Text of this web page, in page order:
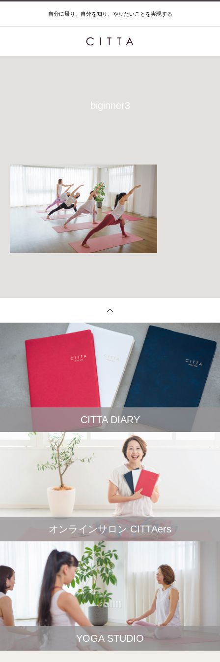
自分に帰り、自分を知り、やりたいことを実現する
biginner3
CITTA DIARY
オンラインサロン CITTAers
YOGA STUDIO